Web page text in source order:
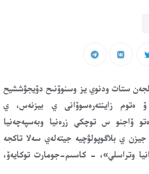
ستات ودنوي يز وسنوۆنىح دۆيجۋششيح
ەتوم زاينتەرەسوۆانى ي بيزنەس، ي
ۆاجنو س توچكي زرەنيا وبەسپەچەنيا
جيزن ي بلاگوپولۋچيە جيتەلەي سەلا تاكجە
وتراسلي»، - كاسىم-جومارت توكايەۆ،